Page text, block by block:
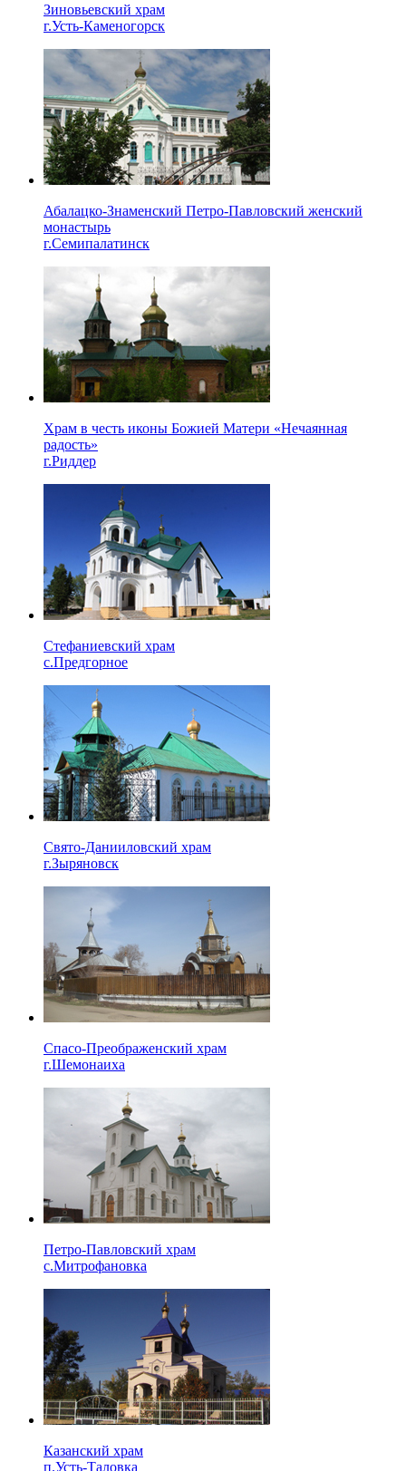
Зиновьевский храм
г.Усть-Каменогорск
Абалацко-Знаменский Петро-Павловский женский
монастырь
г.Семипалатинск
Храм в честь иконы Божией Матери «Нечаянная
радость»
г.Риддер
Стефаниевский храм
с.Предгорное
Свято-Данииловский храм
г.Зыряновск
Спасо-Преображенский храм
г.Шемонаиха
Петро-Павловский храм
с.Митрофановка
Казанский храм
п.Усть-Таловка